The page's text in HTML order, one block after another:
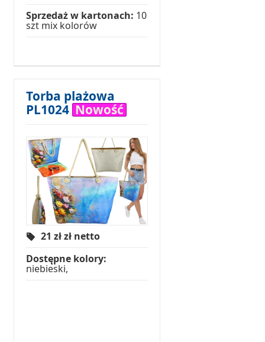
Sprzedaż w kartonach: 10
szt mix kolorów
Torba plażowa
PL1024 Nowość
21 złzł netto
Dostępne kolory:
niebieski,